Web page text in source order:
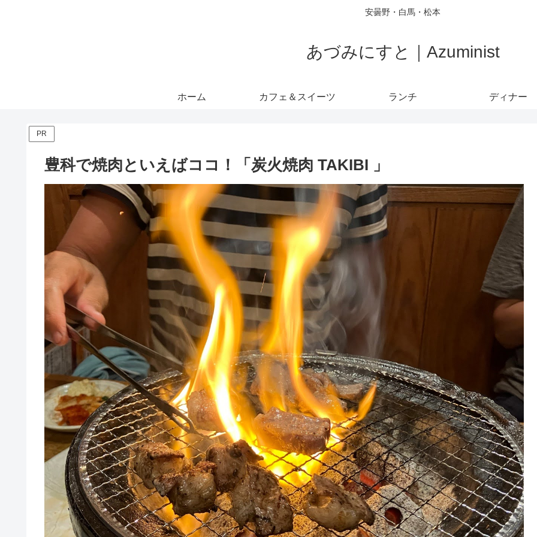
安曇野・白馬・松本
あづみにすと｜Azuminist
ホーム カフェ＆スイーツ ランチ ディナー
PR
豊科で焼肉といえばココ！「炭火焼肉 TAKIBI 」